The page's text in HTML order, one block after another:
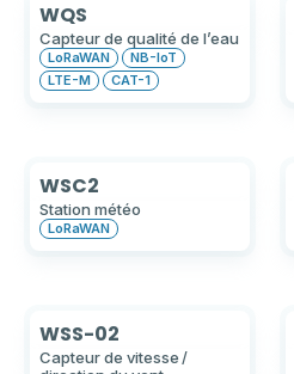
Capteur de qualité de l’eau
LoRaWAN
NB-IoT
LTE-M
CAT-1
WQS
Station météo
LoRaWAN
WSC2
Capteur de vitesse /
WSS-02